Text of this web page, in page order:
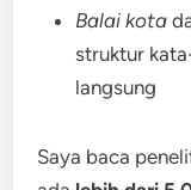
Balai kota
struktur
langsung
Saya baca